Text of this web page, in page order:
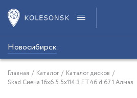
Новосибирск:
Главная / Каталог / Каталог дисков /
Skad Сиена 16x6.5 5x114.3 ET46 d.67.1 Алмаз